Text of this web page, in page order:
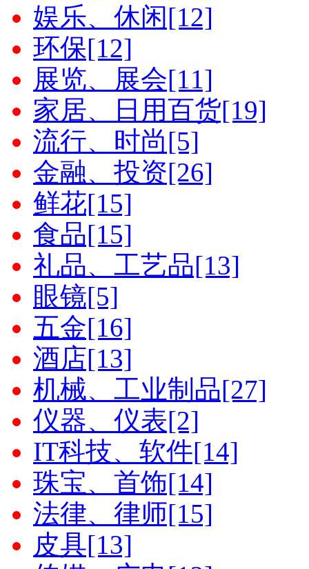
娱乐、休闲[12]
环保[12]
展览、展会[11]
家居、日用百货[19]
流行、时尚[5]
金融、投资[26]
鲜花[15]
食品[15]
礼品、工艺品[13]
眼镜[5]
五金[16]
酒店[13]
机械、工业制品[27]
仪器、仪表[2]
IT科技、软件[14]
珠宝、首饰[14]
法律、律师[15]
皮具[13]